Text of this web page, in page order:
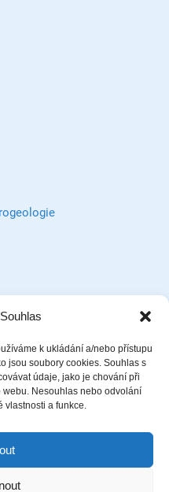
k ukládání a/nebo přístupu
jsou soubory cookies. Souhlas s
údaje, jako je chování při
Nesouhlas nebo odvolání
vlastnosti a funkce.
s.r.o.
Michálkovice
soudu v Ostravě